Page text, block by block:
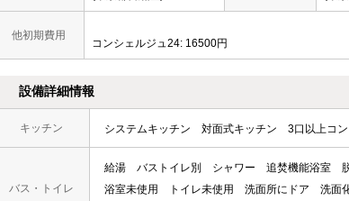
他初期費用
コンシェルジュ24: 16500円
設備詳細情報
キッチン システムキッチン 対面式キッチン 3口以上コン
バス・トイレ
給湯 バストイレ別 シャワー 追焚機能浴室
浴室未使用
トイレ未使用 洗面所にドア 洗面